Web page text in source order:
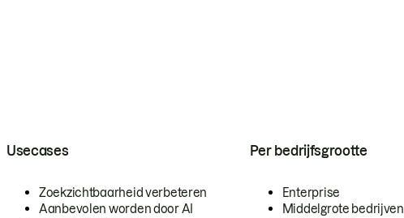
Usecases
Zoekzichtbaarheid verbeteren
Aanbevolen worden door AI
Per bedrijfsgrootte
Enterprise
Middelgrote bedrijven